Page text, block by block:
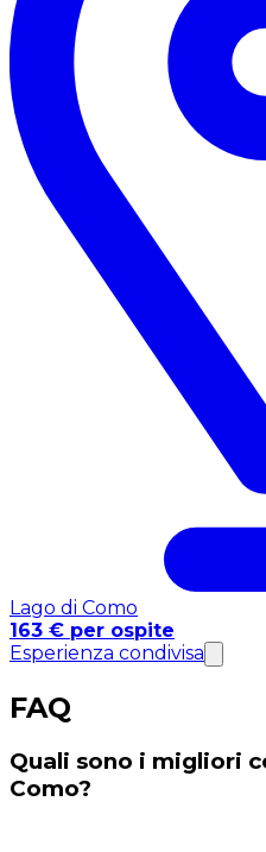
Lago di Como
163 € per ospite
Esperienza condivisa
FAQ
Quali sono i migliori
Como?